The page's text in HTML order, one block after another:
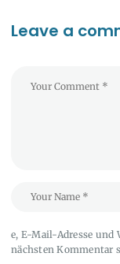
Leave a
e, E-Mail-Adresse und
nächsten Kommentar